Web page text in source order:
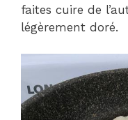
faites cuire de
légèrement doré.